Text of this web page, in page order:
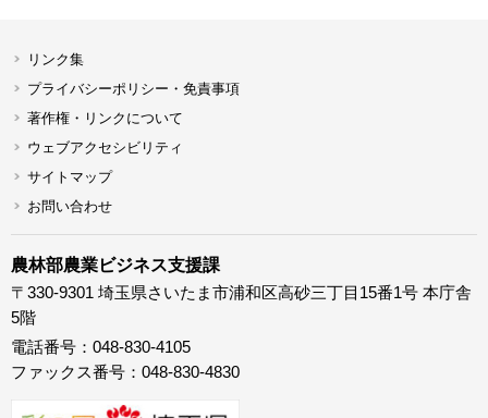
リンク集
プライバシーポリシー・免責事項
著作権・リンクについて
ウェブアクセシビリティ
サイトマップ
お問い合わせ
農林部農業ビジネス支援課
〒330-9301 埼玉県さいたま市浦和区高砂三丁目15番1号 本庁舎
5階
電話番号：048-830-4105
ファックス番号：048-830-4830